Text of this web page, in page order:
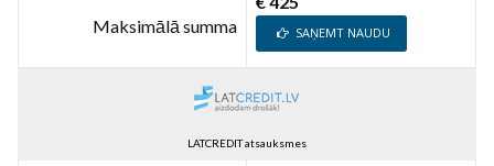
Maksimālā summa SAŅEMT NAUDU
LATCREDIT atsauksmes